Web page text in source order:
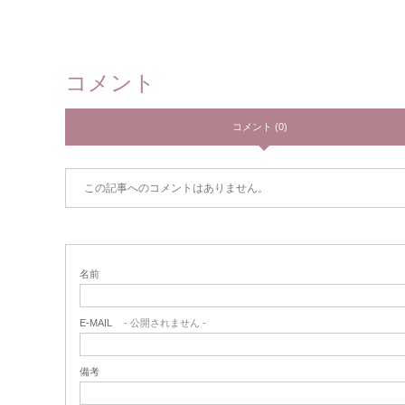
コメント
コメント (0)
この記事へのコメントはありません。
名前
E-MAIL - 公開されません -
備考